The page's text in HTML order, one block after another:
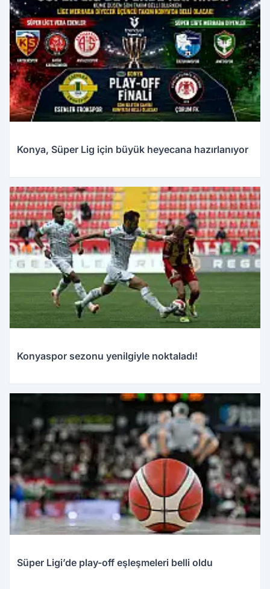
Konya, Süper Lig için büyük heyecana hazırlanıyor
Konyaspor sezonu yenilgiyle noktaladı!
Süper Ligi’de play-off eşleşmeleri belli oldu